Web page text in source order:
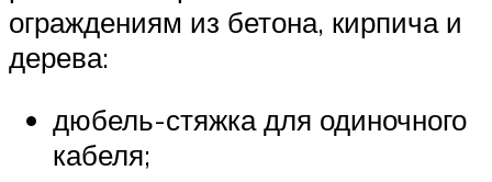
ограждениям из бетона, кирпича и
дерева:
дюбель-стяжка для одиночного
кабеля;